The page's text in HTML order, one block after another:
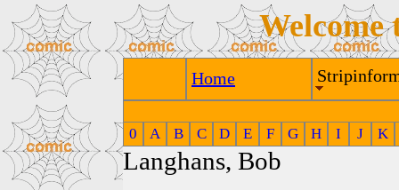
Welcome
Home
0 A B C D E F G H I J K
Langhans, Bob